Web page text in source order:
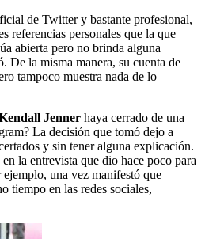
de Twitter y bastante profesional,
referencias personales que la que
abierta pero no brinda alguna
De la misma manera, su cuenta de
tampoco muestra nada de lo
Jenner haya cerrado de una
La decisión que tomó dejo a
y sin tener alguna explicación.
la entrevista que dio hace poco para
una vez manifestó que
tiempo en las redes sociales,